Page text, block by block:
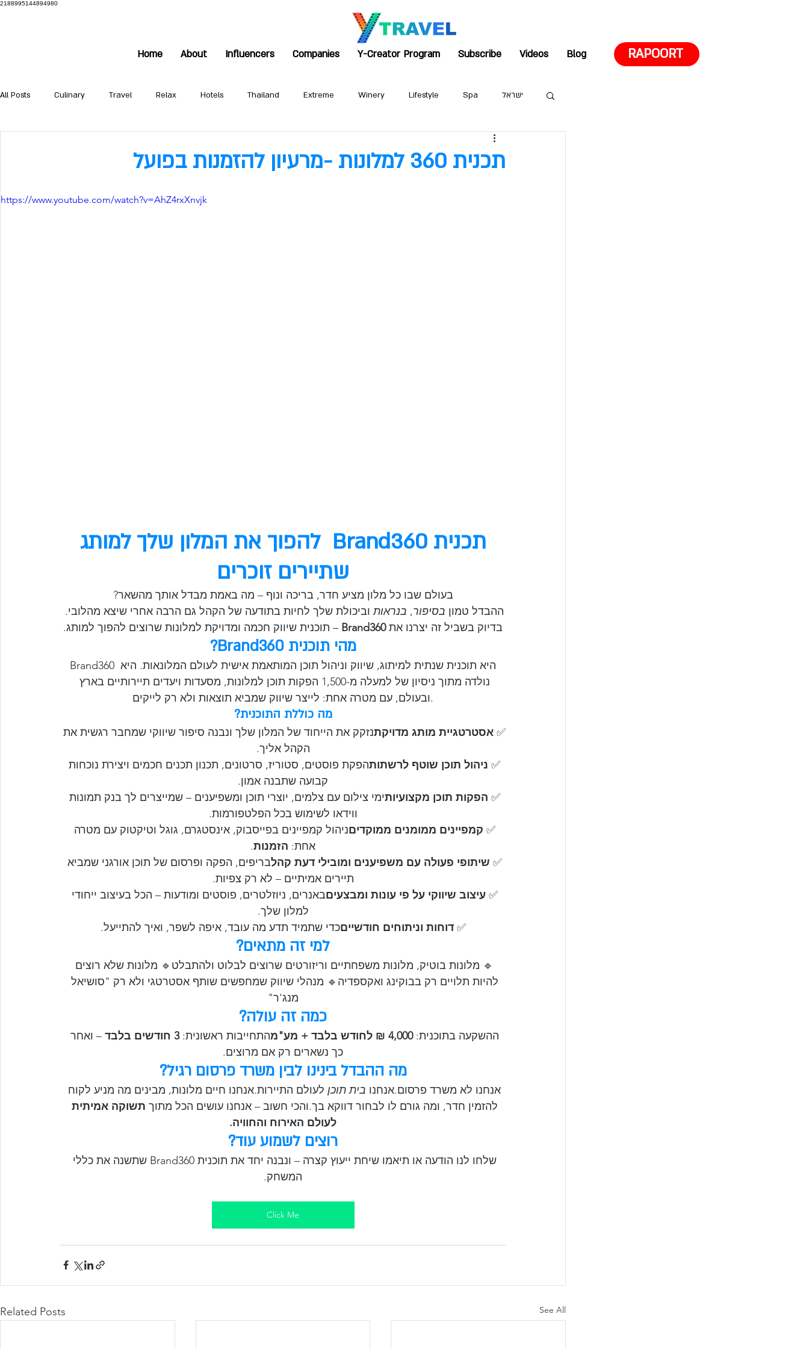
2188995144894980
Home About Influencers Companies Y-Creator Program Subscribe Videos Blog RAPOORT
All Posts Culinary Travel Relax Hotels Thailand Extreme Winery Lifestyle Spa ישראל
תכנית 360 למלונות -מרעיון להזמנות בפועל
https://www.youtube.com/watch?v=AhZ4rxXnvjk
תכנית Brand360  להפוך את המלון שלך למותג
שתיירים זוכרים
בעולם שבו כל מלון מציע חדר, בריכה ונוף – מה באמת מבדל אותך מהשאר?
ההבדל טמון בסיפור, בנראות וביכולת שלך לחיות בתודעה של הקהל גם הרבה אחרי שיצא מהלובי.
בדיוק בשביל זה יצרנו את Brand360 – תוכנית שיווק חכמה ומדויקת למלונות שרוצים להפוך למותג.
מהי תוכנית Brand360?
Brand360 היא תוכנית שנתית למיתוג, שיווק וניהול תוכן המותאמת אישית לעולם המלונאות. היא
נולדה מתוך ניסיון של למעלה מ-1,500 הפקות תוכן למלונות, מסעדות ויעדים תיירותיים בארץ
ובעולם, עם מטרה אחת: לייצר שיווק שמביא תוצאות ולא רק לייקים.
מה כוללת התוכנית?
✅ אסטרטגיית מותג מדויקתנזקק את הייחוד של המלון שלך ונבנה סיפור שיווקי שמחבר רגשית את
הקהל אליך.
✅ ניהול תוכן שוטף לרשתותהפקת פוסטים, סטוריז, סרטונים, תכנון תכנים חכמים ויצירת נוכחות
קבועה שתבנה אמון.
✅ הפקות תוכן מקצועיותימי צילום עם צלמים, יוצרי תוכן ומשפיענים – שמייצרים לך בנק תמונות
ווידאו לשימוש בכל הפלטפורמות.
✅ קמפיינים ממומנים ממוקדיםניהול קמפיינים בפייסבוק, אינסטגרם, גוגל וטיקטוק עם מטרה
אחת: הזמנות.
✅ שיתופי פעולה עם משפיענים ומובילי דעת קהלבריפים, הפקה ופרסום של תוכן אורגני שמביא
תיירים אמיתיים – לא רק צפיות.
✅ עיצוב שיווקי על פי עונות ומבצעיםבאנרים, ניוזלטרים, פוסטים ומודעות – הכל בעיצוב ייחודי
למלון שלך.
✅ דוחות וניתוחים חודשייםכדי שתמיד תדע מה עובד, איפה לשפר, ואיך להתייעל.
למי זה מתאים?
🔹 מלונות בוטיק, מלונות משפחתיים וריזורטים שרוצים לבלוט ולהתבלט🔹 מלונות שלא רוצים
להיות תלויים רק בבוקינג ואקספדיה🔹 מנהלי שיווק שמחפשים שותף אסטרטגי ולא רק "סושיאל
מנג'ר"
כמה זה עולה?
ההשקעה בתוכנית: 4,000 ₪ לחודש בלבד + מע"מ התחייבות ראשונית: 3 חודשים בלבד
– ואחר
כך נשארים רק אם מרוצים.
מה ההבדל בינינו לבין משרד פרסום רגיל?
אנחנו לא משרד פרסום.אנחנו בית תוכן לעולם התיירות.אנחנו חיים מלונות, מבינים מה מניע לקוח
להזמין חדר, ומה גורם לו לבחור דווקא בך.והכי חשוב – אנחנו עושים הכל מתוך תשוקה אמיתית
לעולם האירוח והחוויה.
רוצים לשמוע עוד?
שלחו לנו הודעה או תיאמו שיחת ייעוץ קצרה – ונבנה יחד את תוכנית Brand360 שתשנה את כללי
המשחק.
Click Me
Related Posts See All